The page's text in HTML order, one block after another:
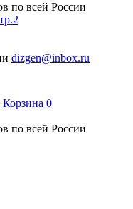
по всей России
dizgen@inbox.ru
Корзина 0
по всей России